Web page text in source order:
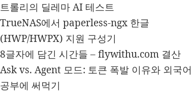
트롤리의 딜레마 AI 테스트
TrueNAS에서 paperless-ngx 한글
(HWP/HWPX) 지원 구성기
8글자에 담긴 시간들 – flywithu.com 결산
Ask vs. Agent 모드: 토큰 폭발 이유와 외국어
공부에 써먹기